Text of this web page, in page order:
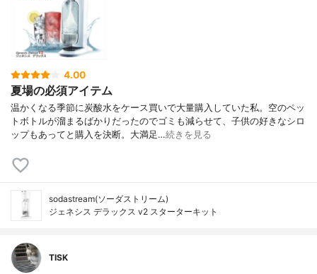
4.00
夏場の必須アイテム
温かくなる季節に炭酸水をケース買いで大量購入していた私。空のペッ
トボトルが溜まるばかりだったのでゴミも減らせて、子供の好きなシロ
ップもあってと購入を決断。大満足…続きを見る
sodastream(ソーダストリーム)
ジェネシス デラックス v2 スターターキット
TISK